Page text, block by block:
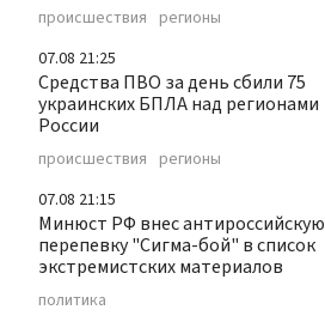
происшествия регионы
07.08 21:25
Средства ПВО за день сбили 75
украинских БПЛА над регионами
России
происшествия регионы
07.08 21:15
Минюст РФ внес антироссийскую
перепевку "Сигма-бой" в список
экстремистских материалов
политика